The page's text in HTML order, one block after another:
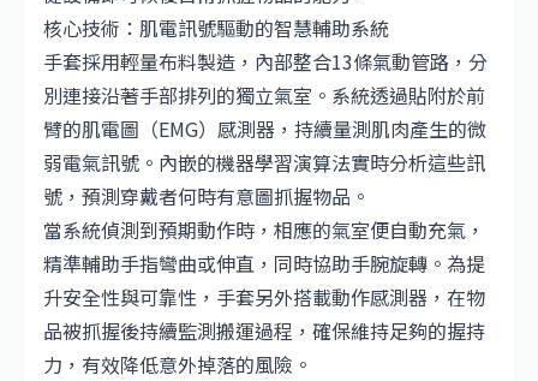
核心技術：肌電訊號驅動的智慧輔助系統
手套採用輕量布料製造，內部整合13條氣動管路，分
別連接沿著手部排列的獨立氣室。系統透過貼附於前
臂的肌電圖（EMG）感測器，持續量測肌肉產生的微
弱電氣訊號。內嵌的機器學習演算法實時分析這些訊
號，預測穿戴者何時有意圖抓握物品。
當系統偵測到預期動作時，相應的氣室便自動充氣，
精準輔助手指彎曲或伸直，同時協助手腕旋轉。為提
升安全性與可靠性，手套另外搭載動作感測器，在物
品被抓握後持續監測搬運過程，確保維持足夠的握持
力，有效降低意外掉落的風險。